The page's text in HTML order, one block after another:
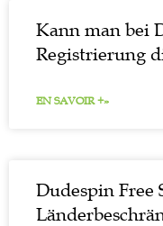
Kann man bei
Registrierung
EN SAVOIR +»
Dudespin Free